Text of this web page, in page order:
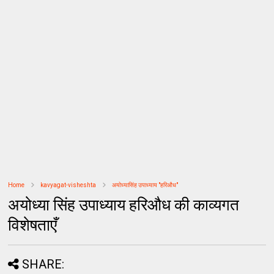
Home kavyagat-visheshta अयोध्यासिंह उपाध्याय "हरिऔध"
अयोध्या सिंह उपाध्याय हरिऔध की काव्यगत
विशेषताएँ
SHARE: